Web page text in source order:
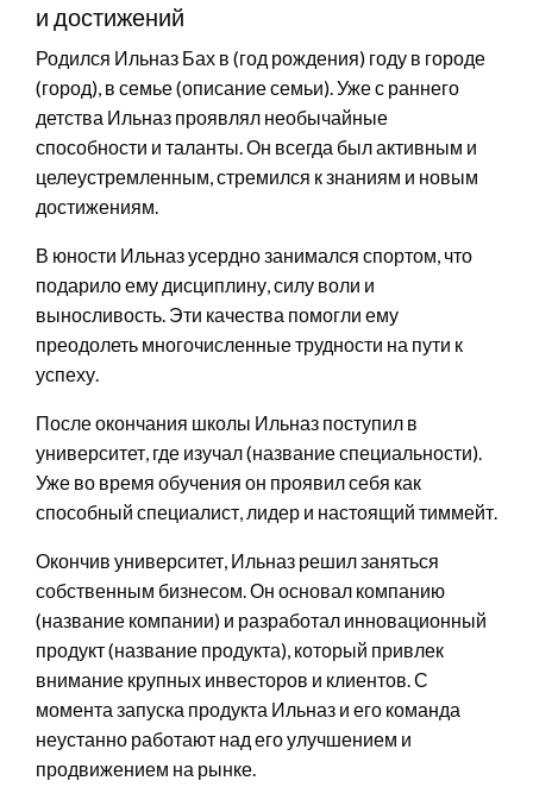
и достижений
Родился Ильназ Бах в (год рождения) году в городе
(город), в семье (описание семьи). Уже с раннего
детства Ильназ проявлял необычайные
способности и таланты. Он всегда был активным и
целеустремленным, стремился к знаниям и новым
достижениям.
В юности Ильназ усердно занимался спортом, что
подарило ему дисциплину, силу воли и
выносливость. Эти качества помогли ему
преодолеть многочисленные трудности на пути к
успеху.
После окончания школы Ильназ поступил в
университет, где изучал (название специальности).
Уже во время обучения он проявил себя как
способный специалист, лидер и настоящий тиммейт.
Окончив университет, Ильназ решил заняться
собственным бизнесом. Он основал компанию
(название компании) и разработал инновационный
продукт (название продукта), который привлек
внимание крупных инвесторов и клиентов. С
момента запуска продукта Ильназ и его команда
неустанно работают над его улучшением и
продвижением на рынке.